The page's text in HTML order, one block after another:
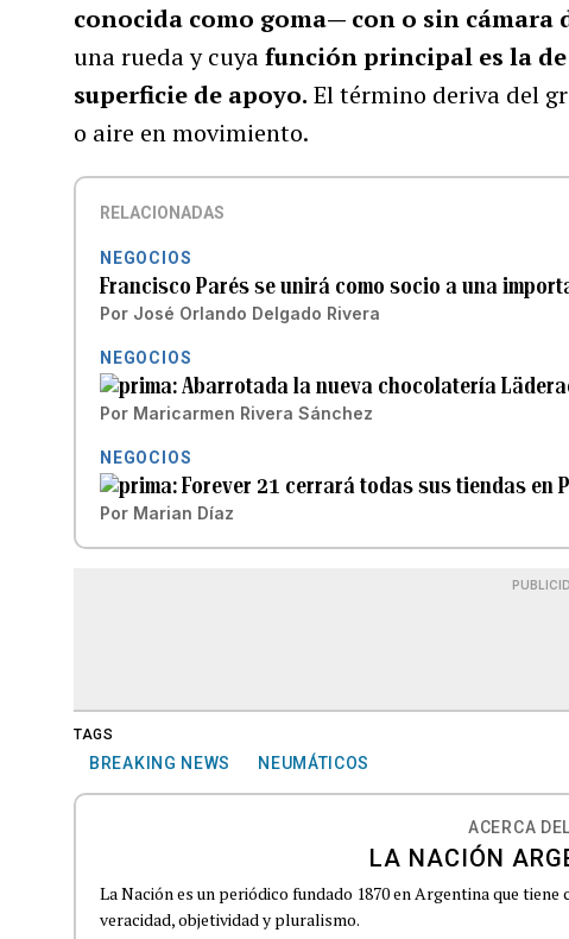
conocida como goma— con o sin cámara
una rueda y cuyafunción principal es la
superficie de apoyo. El término deriva del
o aire en movimiento.
RELACIONADAS
NEGOCIOS
Francisco Parés se unirá como socio a una
Por José Orlando Delgado Rivera
NEGOCIOS
Abarrotada la nueva chocolatería
Por Maricarmen Rivera Sánchez
NEGOCIOS
Forever 21 cerrará todas sus tiendas en
Por Marian Díaz
TAGS
BREAKING NEWS NEUMÁTICOS
ACERCA
LA NACIÓN
La Nación es un periódico fundado 1870 en Argentina que
veracidad, objetividad y pluralismo.